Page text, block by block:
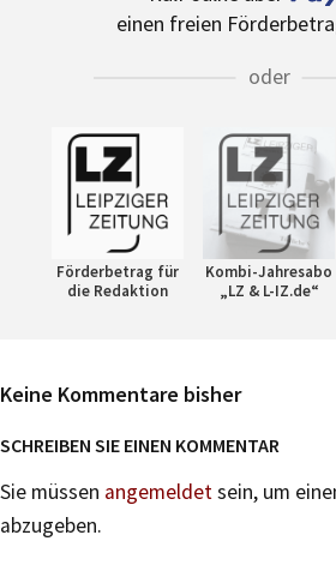
einen freien
oder
Förderbetrag für
die Redaktion
Kombi-Jahresabo
„LZ & L-IZ.de“
Keine Kommentare bisher
SCHREIBEN SIE EINEN KOMMENTAR
Sie müssen angemeldetsein, um
abzugeben.